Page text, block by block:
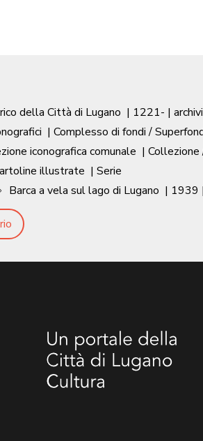
della Città di Lugano | 1221- |
| Complesso di fondi /
iconografica comunale |
illustrate | Serie
Barca a vela sul lago di Lugano | 1939